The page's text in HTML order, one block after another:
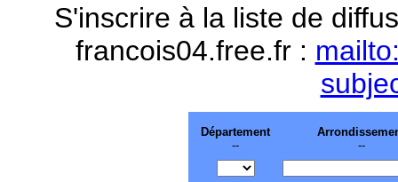
S'inscrire à la liste de
francois04.free.fr :
Département
--
--